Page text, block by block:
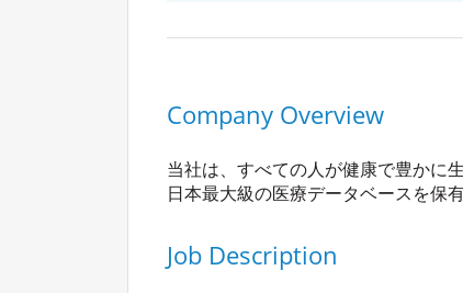
Company Overview
当社は、すべての人が健康で豊かに
日本最大級の医療データベースを保
Job Description